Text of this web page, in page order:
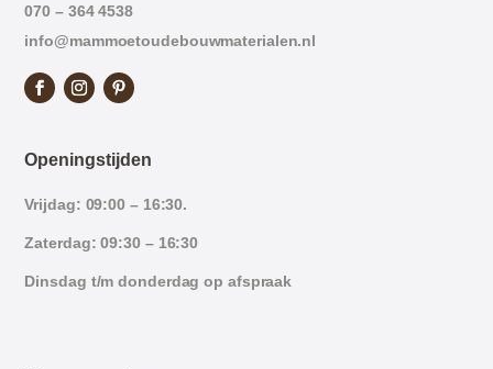
070 – 364 4538
info@mammoetoudebouwmaterialen.nl
Openingstijden
Vrijdag: 09:00 – 16:30.
Zaterdag: 09:30 – 16:30
Dinsdag t/m donderdag op afspraak